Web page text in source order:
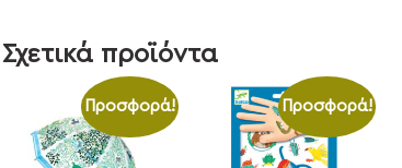
Σχετικά προϊόντα
Προσφορά! Προσφορά!